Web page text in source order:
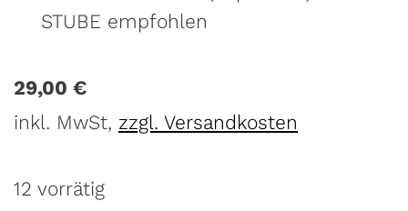
STUBE empfohlen
29,00 €
inkl. MwSt, zzgl. Versandkosten
12 vorrätig